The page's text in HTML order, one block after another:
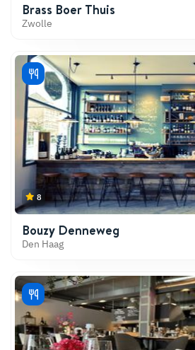
Brass Boer Thuis
Zwolle
8
Bouzy Denneweg
Den Haag